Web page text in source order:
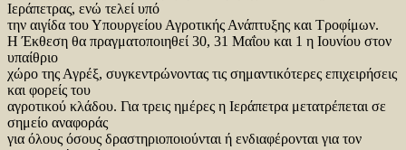
Ιεράπετρας, ενώ τελεί υπό
την αιγίδα του Υπουργείου Αγροτικής Ανάπτυξης και Τροφίμων.
Η Έκθεση θα πραγματοποιηθεί 30, 31 Μαΐου και 1 η Ιουνίου στον
υπαίθριο
χώρο της Αγρέξ, συγκεντρώνοντας τις σημαντικότερες επιχειρήσεις
και φορείς του
αγροτικού κλάδου. Για τρεις ημέρες η Ιεράπετρα μετατρέπεται σε
σημείο αναφοράς
για όλους όσους δραστηριοποιούνται ή ενδιαφέρονται για τον